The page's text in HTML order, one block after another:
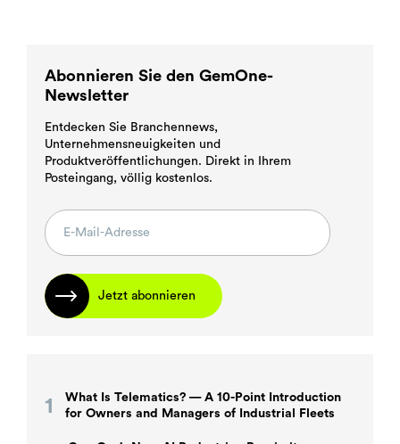
Abonnieren Sie den GemOne-
Newsletter
Entdecken Sie Branchennews,
Unternehmensneuigkeiten und
Produktveröffentlichungen. Direkt in Ihrem
Posteingang, völlig kostenlos.
Jetzt abonnieren
What Is Telematics? — A 10-Point Introduction
for Owners and Managers of Industrial Fleets